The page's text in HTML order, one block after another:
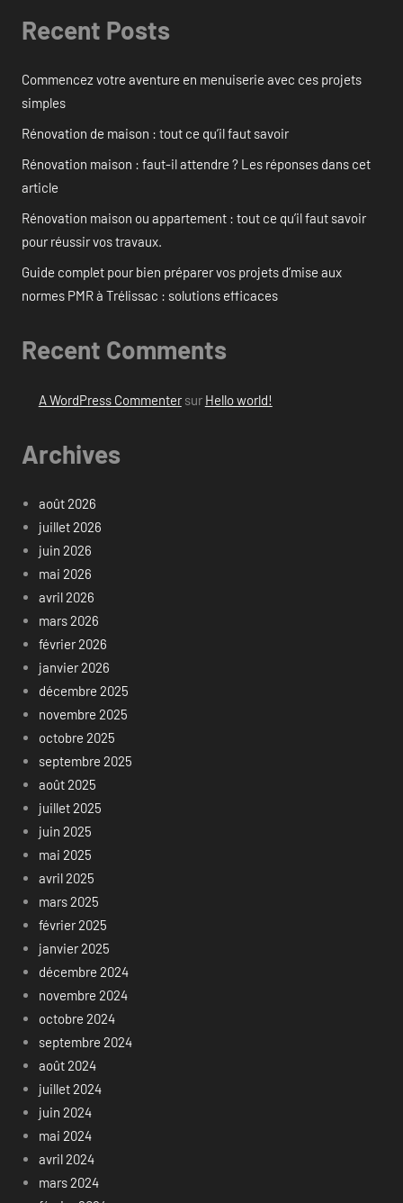
Recent Posts
Commencez votre aventure en menuiserie avec ces projets
simples
Rénovation de maison : tout ce qu’il faut savoir
Rénovation maison : faut-il attendre ? Les réponses dans cet
article
Rénovation maison ou appartement : tout ce qu’il faut savoir
pour réussir vos travaux.
Guide complet pour bien préparer vos projets d’mise aux
normes PMR à Trélissac : solutions efficaces
Recent Comments
A WordPress Commentersur Hello world!
Archives
août 2026
juillet 2026
juin 2026
mai 2026
avril 2026
mars 2026
février 2026
janvier 2026
décembre 2025
novembre 2025
octobre 2025
septembre 2025
août 2025
juillet 2025
juin 2025
mai 2025
avril 2025
mars 2025
février 2025
janvier 2025
décembre 2024
novembre 2024
octobre 2024
septembre 2024
août 2024
juillet 2024
juin 2024
mai 2024
avril 2024
mars 2024